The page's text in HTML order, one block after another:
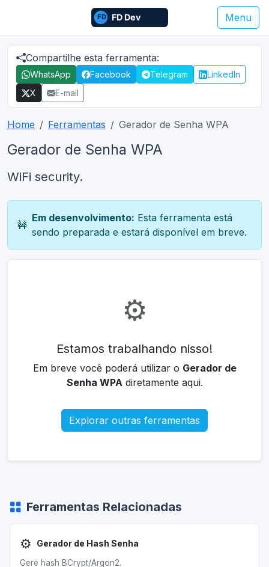
Menu
Compartilhe esta ferramenta:
WhatsApp Facebook Telegram
LinkedIn
X
E-mail
Home Ferramentas Gerador de Senha WPA
Gerador de Senha WPA
WiFi security.
🚧
Em desenvolvimento: Esta ferramenta está
sendo preparada e estará disponível em breve.
⚙️
Estamos trabalhando nisso!
Em breve você poderá utilizar o Gerador de
Senha WPAdiretamente aqui.
Explorar outras ferramentas
Ferramentas Relacionadas
⚙️ Gerador de Hash Senha
Gere hash BCrypt/Argon2.